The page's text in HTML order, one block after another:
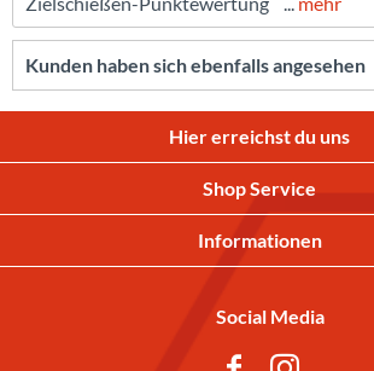
Kunden haben sich ebenfalls angesehen
Hier erreichst du uns
Shop Service
Informationen
Social Media